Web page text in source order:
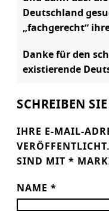
Deutschland
„fachgerecht“
Danke für den
existierende
SCHREIBEN
IHRE E-MAIL-
VERÖFFENTLICHT.
SIND MIT *
NAME *